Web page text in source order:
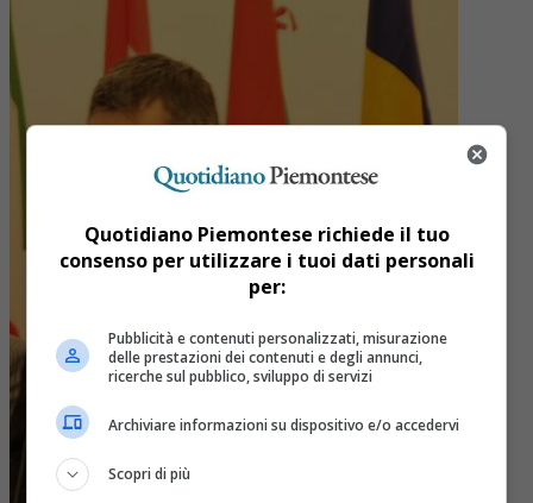
Quotidiano Piemontese richiede il tuo
consenso per utilizzare i tuoi dati personali
per:
Pubblicità e contenuti personalizzati, misurazione
delle prestazioni dei contenuti e degli annunci,
ricerche sul pubblico, sviluppo di servizi
Archiviare informazioni su dispositivo e/o accedervi
Scopri di più